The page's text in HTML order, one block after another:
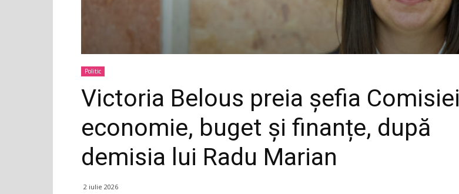
Politic
Victoria Belous preia șefia Comisiei
economie, buget și finanțe, după
demisia lui Radu Marian
2 iulie 2026